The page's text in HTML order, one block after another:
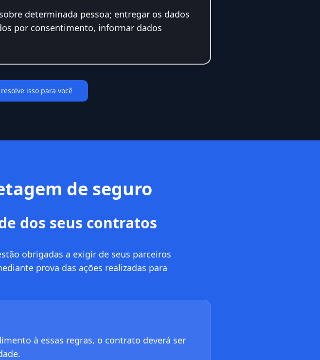
determinada pessoa; entregar os dados
por consentimento, informar dados
resolve isso para você
de seguro
dos seus contratos
obrigadas a exigir de seus parceiros
prova das ações realizadas para
à essas regras, o contrato deverá ser